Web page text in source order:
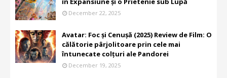
December 22, 2025
Avatar: Foc și Cenușă (2025) Review de Film: O
călătorie pârjolitoare prin cele mai
întunecate colțuri ale Pandorei
December 19, 2025